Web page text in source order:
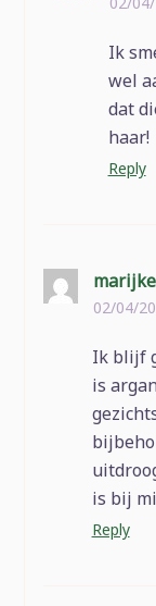
Ik
wel
dat
haar!
Reply
marijke
02/04/
Ik blijf
is
is bij
Reply